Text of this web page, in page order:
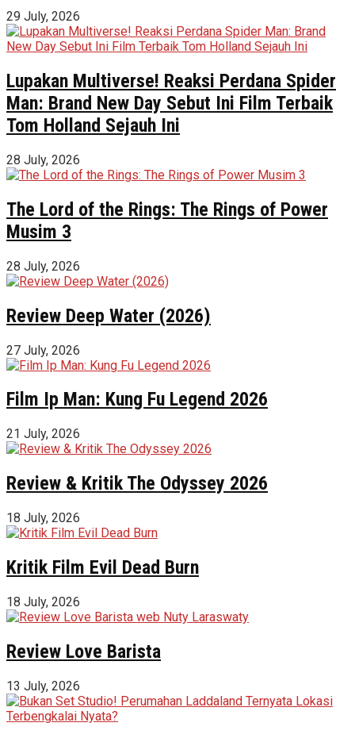
29 July, 2026
Lupakan Multiverse! Reaksi Perdana Spider
Man: Brand New Day Sebut Ini Film Terbaik
Tom Holland Sejauh Ini
28 July, 2026
The Lord of the Rings: The Rings of Power
Musim 3
28 July, 2026
Review Deep Water (2026)
27 July, 2026
Film Ip Man: Kung Fu Legend 2026
21 July, 2026
Review & Kritik The Odyssey 2026
18 July, 2026
Kritik Film Evil Dead Burn
18 July, 2026
Review Love Barista
13 July, 2026